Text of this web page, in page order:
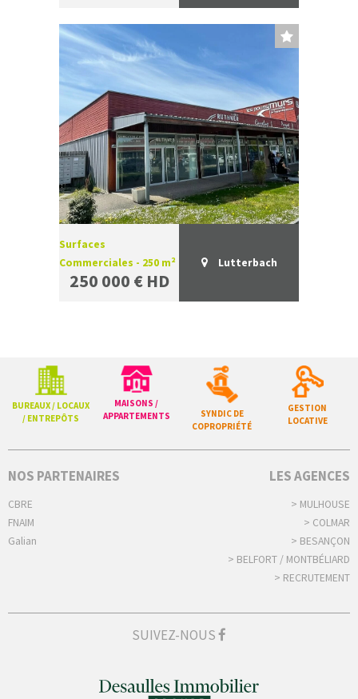
Surfaces
Commerciales - 250 m²
250 000 € HD
Lutterbach
BUREAUX / LOCAUX
/ ENTREPÔTS
MAISONS /
APPARTEMENTS
SYNDIC DE
COPROPRIÉTÉ
GESTION
LOCATIVE
NOS PARTENAIRES
CBRE
FNAIM
Galian
LES AGENCES
> MULHOUSE
> COLMAR
> BESANÇON
> BELFORT / MONTBÉLIARD
> RECRUTEMENT
SUIVEZ-NOUS